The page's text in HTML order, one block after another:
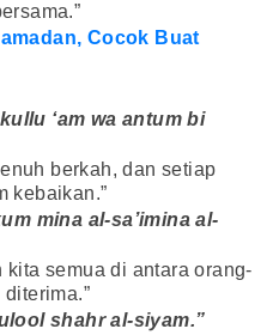
Cocok Buat
‘am wa antum bi
berkah, dan setiap
kebaikan.”
mina al-sa’imina al-
kita semua di antara orang-
shahr al-siyam.”